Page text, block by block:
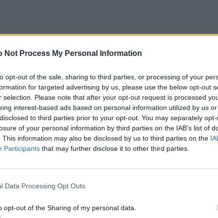
Not Process My Personal Information
opt-out of the sale, sharing to third parties, or processing of your
for targeted advertising by us, please use the below opt-out
selection. Please note that after your opt-out request is processed
interest-based ads based on personal information utilized by us
to third parties prior to your opt-out. You may separately
of your personal information by third parties on the IAB’s list of
This information may also be disclosed by us to third parties on the
Participants that may further disclose it to other third parties.
Data Processing Opt Outs
opt-out of the Sharing of my personal data.
Auch hier gibt’s leckere Ramen, köstliche Suppen,
20 Stühlen in etwa genauso limitiert. Ohne
der Wäsche. Wer’s dann aber schafft, sollte
schwarzes Sesameis gönnen.